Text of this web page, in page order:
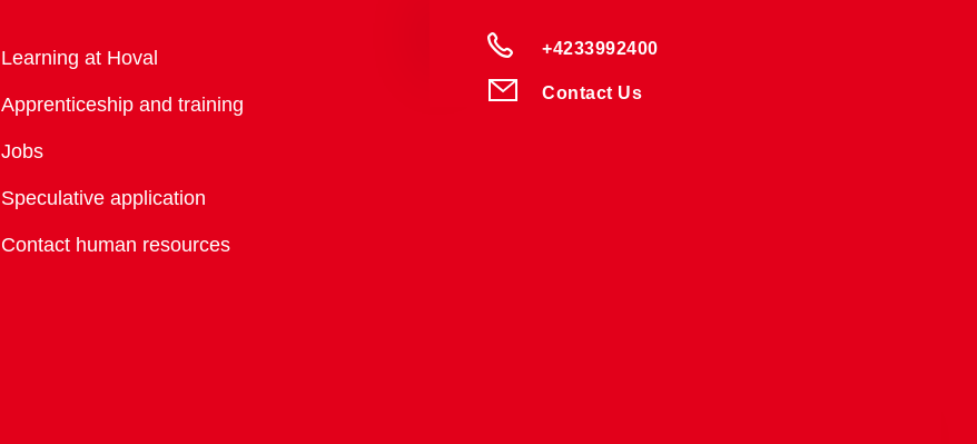
Overview
Learning at Hoval
Apprenticeship and training
Jobs
Speculative application
Contact human resources
+4233992400
Contact Us